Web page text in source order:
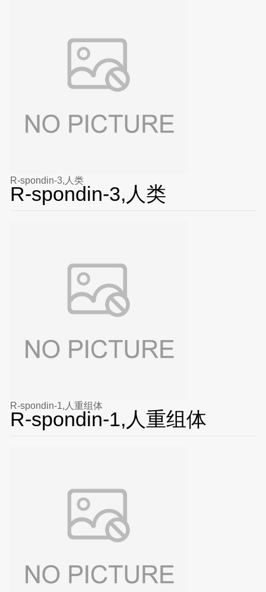
R-spondin-3,人类
R-spondin-3,人类
R-spondin-1,人重组体
R-spondin-1,人重组体